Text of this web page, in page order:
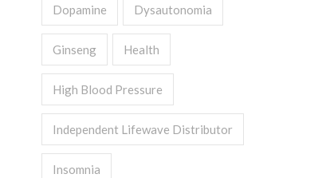
Dopamine Dysautonomia
Ginseng Health
High Blood Pressure
Independent Lifewave Distributor
Insomnia